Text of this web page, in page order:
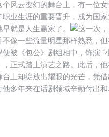
个风云变幻的舞台上，有一位
职业生涯的重要晋升，成为国
就是人生赢家了。
不像一些流量明星那样熟悉，
被《包公》剧组相中，饰演
，正式踏上演艺之路。此后，
台上却绽放出耀眼的光芒，凭
多年来在话剧领域辛勤付出和